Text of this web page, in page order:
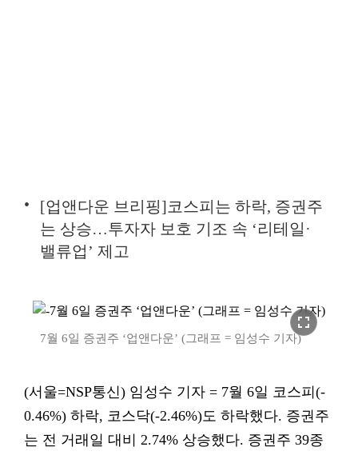
[업앤다운 브리핑]코스피는 하락, 증권주
는 상승…투자자 보호 기조 속 ‘리테일·
밸류업’ 제고
fullscreen
7월 6일 증권주 ‘업앤다운’ (그래프 = 임성수 기자)
(서울=NSP통신) 임성수 기자 = 7월 6일 코스피(-
0.46%) 하락, 코스닥(-2.46%)도 하락했다. 증권주
는 전 거래일 대비 2.74% 상승했다. 증권주 39종